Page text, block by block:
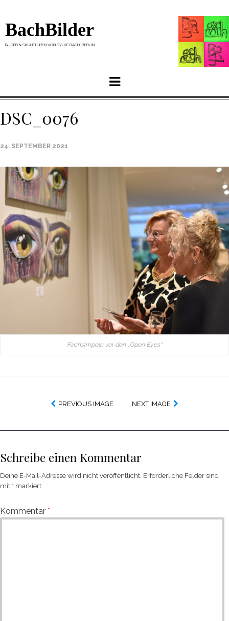
BachBilder
BILDER & SKULPTUREN VON SYLKE BACH, BERLIN
Menu
DSC_0076
24. SEPTEMBER 2021
Fachsimpeln vor den „Open Eyes“
PREVIOUS IMAGE NEXT IMAGE
Schreibe einen Kommentar
Deine E-Mail-Adresse wird nicht veröffentlicht. Erforderliche Felder sind
mit * markiert
Kommentar *